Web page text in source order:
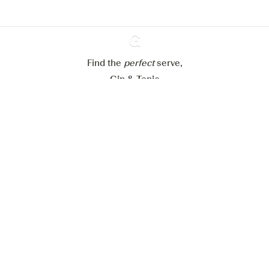
Ginventory
Find the perfectserve,
Gin & Tonic